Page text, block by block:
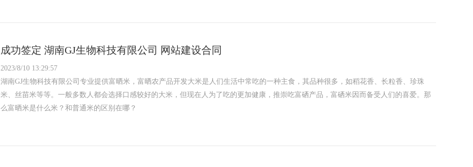
成功签定 湖南GJ生物科技有限公司 网站建设合同
2023/8/10 13:29:57
湖南GJ生物科技有限公司专业提供富晒米，富晒农产品开发大米是人们生活中常吃的一种主食，其品种很多，如稻花香、长粒香、珍珠
米、丝苗米等等。一般多数人都会选择口感较好的大米，但现在人为了吃的更加健康，推崇吃富硒产品，富硒米因而备受人们的喜爱。那
么富晒米是什么米？和普通米的区别在哪？